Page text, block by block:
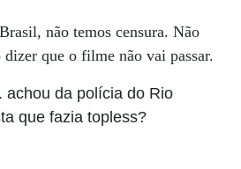
não temos censura. Não
que o filme não vai passar.
achou da polícia do Rio
que fazia topless?